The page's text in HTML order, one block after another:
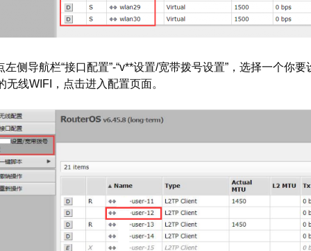
左侧导航栏“接口配置”-“v**设置/宽带拨号设置”，选择一个你要
无线WIFI，点击进入配置页面。